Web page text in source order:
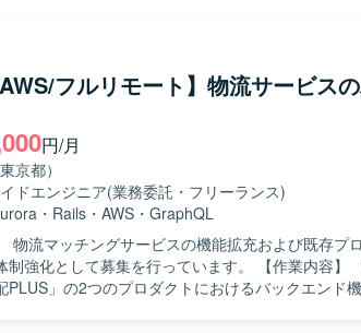
Projects, Notion, Teams, Slack, Google Meet、
Code, Cursor, Claude Code, Gemini CLIを使用し
証・PoCを実施していただきます。プロダクトチ
を行っていただきます。提案・報告資料の作成や
理し、たたき台を作って前に進めら
ております。実装だけでなく、ドキュメントや資料
捉えられる方を歓迎いたします。顧客およびチーム
しながら進められる方を想定しております。ドメイ
ップし、設計に落とし込める方、品質課題やボトル
にご活躍いただけます。 【ポジションの魅力】 経理向けSaaSの追加
規システム開発において、設計フェーズからテス
ンです。多数のステークホルダーと連携しながら
フルリモート】物流サービス
円/月
京都）
ドエンジニア(業務委託・フリーランス)
・ Rails ・ AWS ・ GraphQL
物流マッチングサービスの機能拡充および既存プ
募集を行っています。 【作業内容】 「ハコベル運送手配」と「ハコ
PLUS」の2つのプロダクトにおけるバックエンド